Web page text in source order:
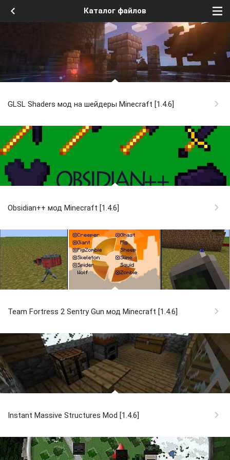
Каталог файлов
GLSL Shaders мод на шейдеры Minecraft [1.4.6]
Obsidian++ мод Minecraft [1.4.6]
Team Fortress 2 Sentry Gun мод Minecraft [1.4.6]
Instant Massive Structures Mod [1.4.6]